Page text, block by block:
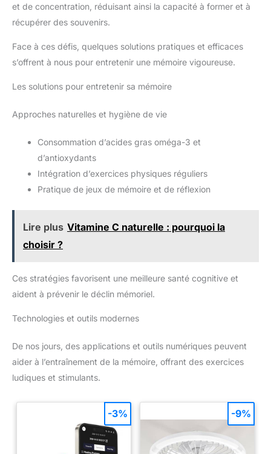
et de concentration, réduisant ainsi la capacité à former et à
récupérer des souvenirs.
Face à ces défis, quelques solutions pratiques et efficaces
s’offrent à nous pour entretenir une mémoire vigoureuse.
Les solutions pour entretenir sa mémoire
Approches naturelles et hygiène de vie
Consommation d’acides gras oméga-3 et
d’antioxydants
Intégration d’exercices physiques réguliers
Pratique de jeux de mémoire et de réflexion
Lire plus Vitamine C naturelle : pourquoi la
choisir ?
Ces stratégies favorisent une meilleure santé cognitive et
aident à prévenir le déclin mémoriel.
Technologies et outils modernes
De nos jours, des applications et outils numériques peuvent
aider à l’entraînement de la mémoire, offrant des exercices
ludiques et stimulants.
-3% -9%